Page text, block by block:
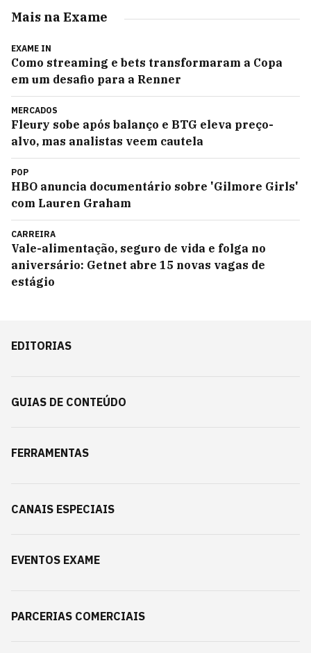
Mais na Exame
EXAME IN
Como streaming e bets transformaram a Copa
em um desafio para a Renner
MERCADOS
Fleury sobe após balanço e BTG eleva preço-
alvo, mas analistas veem cautela
POP
HBO anuncia documentário sobre 'Gilmore Girls'
com Lauren Graham
CARREIRA
Vale-alimentação, seguro de vida e folga no
aniversário: Getnet abre 15 novas vagas de
estágio
EDITORIAS
GUIAS DE CONTEÚDO
FERRAMENTAS
CANAIS ESPECIAIS
EVENTOS EXAME
PARCERIAS COMERCIAIS